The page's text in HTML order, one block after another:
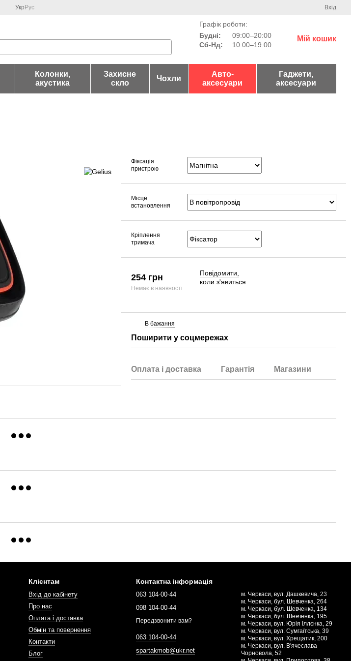
Укр Рус Вхід
Графік роботи:
Будні:
09:00–20:00
Сб-Нд:
10:00–19:00
Мій кошик
Колонки,
акустика
Захисне
скло
Чохли
Авто-
аксесуари
Гаджети,
аксесуари
Фіксація
пристрою
Місце
встановлення
Кріплення
тримача
254 грн
Немає в наявності
Повідомити,
коли з'явиться
В бажання
Поширити у соцмережах
Оплата і доставка Гарантія Магазини
Клієнтам
Вхід до кабінету
Про нас
Оплата і доставка
Обмін та повернення
Контакти
Блог
Контактна інформація
063 104-00-44
098 104-00-44
Передзвонити вам?
063 104-00-44
spartakmob@ukr.net
м. Черкаси, вул. Дашкевича, 23
м. Черкаси, бул. Шевченка, 264
м. Черкаси, бул. Шевченка, 134
м. Черкаси, бул. Шевченка, 195
м. Черкаси, вул. Юрія Іллєнка, 29
м. Черкаси, вул. Сумгаїтська, 39
м. Черкаси, вул. Хрещатик, 200
м. Черкаси, вул. В'ячеслава
Чорновола, 52